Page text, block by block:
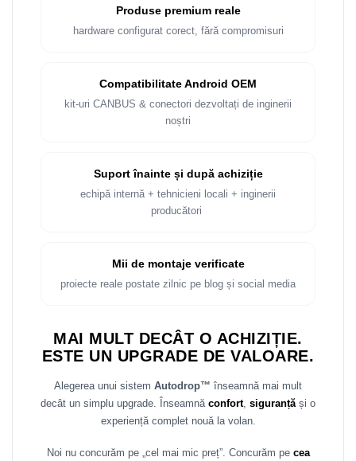
Produse premium reale
hardware configurat corect, fără compromisuri
Compatibilitate Android OEM
kit-uri CANBUS & conectori dezvoltați de inginerii
noștri
Suport înainte și după achiziție
echipă internă + tehnicieni locali + inginerii
producători
Mii de montaje verificate
proiecte reale postate zilnic pe blog și social media
MAI MULT DECÂT O ACHIZIȚIE.
ESTE UN UPGRADE DE VALOARE.
Alegerea unui sistem Autodrop™ înseamnă mai mult
decât un simplu upgrade. Înseamnă confort, siguranțăși o
experiență complet nouă la volan.
Noi nu concurăm pe „cel mai mic preț”. Concurăm pe cea